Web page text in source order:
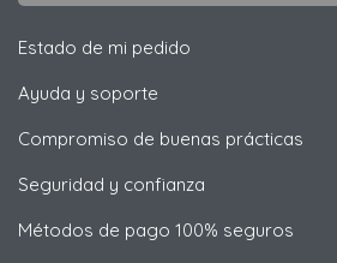
Estado de mi pedido
Ayuda y soporte
Compromiso de buenas prácticas
Seguridad y confianza
Métodos de pago 100% seguros